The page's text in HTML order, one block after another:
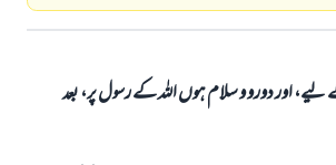
لیے، اور دورو و سلام ہوں اللہ کے رسول پر، بعد
والے کو بھی نیکی کرنے والے کے برابر اجر ملتا ہے۔